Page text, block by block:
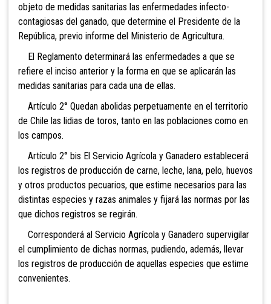
objeto de medidas sanitarias las enfermedades infecto-
contagiosas del ganado, que determine el Presidente de la
República, previo informe del Ministerio de Agricultura.
El Reglamento determinará las enfermedades a que se
refiere el inciso anterior y la forma en que se aplicarán las
medidas sanitarias para cada una de ellas.
Artículo 2° Quedan abolidas perpetuamente en el territorio
de Chile las lidias de toros, tanto en las poblaciones como en
los campos.
Artículo 2° bis El Servicio Agrícola y Ganadero establecerá
los registros de producción de carne, leche, lana, pelo, huevos
y otros productos pecuarios, que estime necesarios para las
distintas especies y razas animales y fijará las normas por las
que dichos registros se regirán.
Corresponderá al Servicio Agrícola y Ganadero supervigilar
el cumplimiento de dichas normas, pudiendo, además, llevar
los registros de producción de aquellas especies que estime
convenientes.